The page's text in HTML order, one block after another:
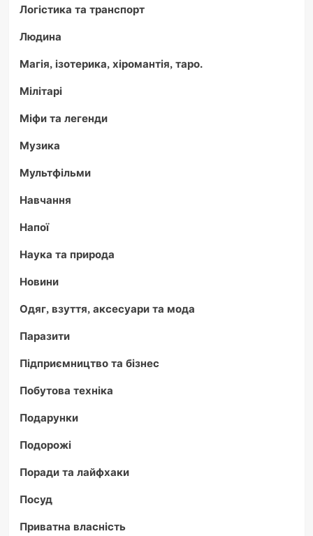
Логістика та транспорт
Людина
Магія, ізотерика, хіромантія, таро.
Мілітарі
Міфи та легенди
Музика
Мультфільми
Навчання
Напої
Наука та природа
Новини
Одяг, взуття, аксесуари та мода
Паразити
Підприємництво та бізнес
Побутова техніка
Подарунки
Подорожі
Поради та лайфхаки
Посуд
Приватна власність